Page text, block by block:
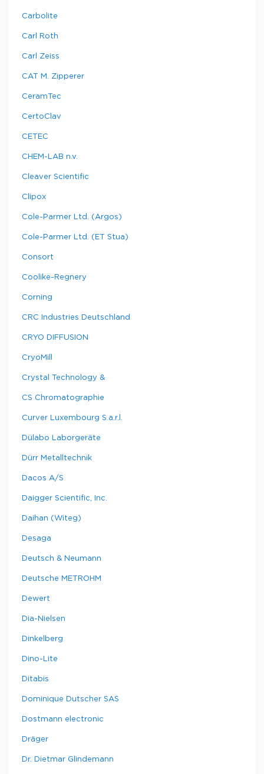
Carbolite
Carl Roth
Carl Zeiss
CAT M. Zipperer
CeramTec
CertoClav
CETEC
CHEM-LAB n.v.
Cleaver Scientific
Clipox
Cole-Parmer Ltd. (Argos)
Cole-Parmer Ltd. (ET Stua)
Consort
Coolike-Regnery
Corning
CRC Industries Deutschland
CRYO DIFFUSION
CryoMill
Crystal Technology &
CS Chromatographie
Curver Luxembourg S.a.r.l.
Dülabo Laborgeräte
Dürr Metalltechnik
Dacos A/S
Daigger Scientific, Inc.
Daihan (Witeg)
Desaga
Deutsch & Neumann
Deutsche METROHM
Dewert
Dia-Nielsen
Dinkelberg
Dino-Lite
Ditabis
Dominique Dutscher SAS
Dostmann electronic
Dräger
Dr. Dietmar Glindemann